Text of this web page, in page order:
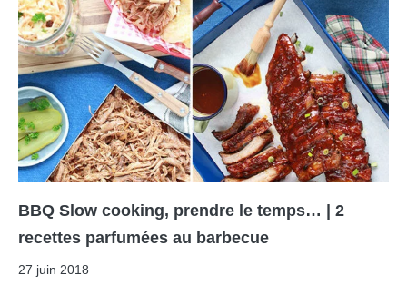
BBQ Slow cooking, prendre le temps… | 2
recettes parfumées au barbecue
27 juin 2018